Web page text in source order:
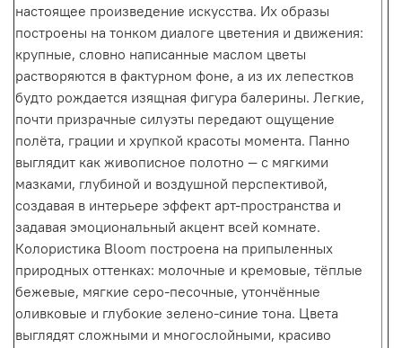
настоящее произведение искусства. Их образы
построены на тонком диалоге цветения и движения:
крупные, словно написанные маслом цветы
растворяются в фактурном фоне, а из их лепестков
будто рождается изящная фигура балерины. Легкие,
почти призрачные силуэты передают ощущение
полёта, грации и хрупкой красоты момента. Панно
выглядит как живописное полотно — с мягкими
мазками, глубиной и воздушной перспективой,
создавая в интерьере эффект арт-пространства и
задавая эмоциональный акцент всей комнате.
Колористика Bloom построена на припыленных
природных оттенках: молочные и кремовые, тёплые
бежевые, мягкие серо-песочные, утончённые
оливковые и глубокие зелено-синие тона. Цвета
выглядят сложными и многослойными, красиво